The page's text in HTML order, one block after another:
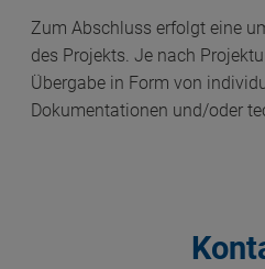
Zum Abschluss erfolgt eine
des Projekts. Je nach
Übergabe in Form von
Dokumentationen und/oder